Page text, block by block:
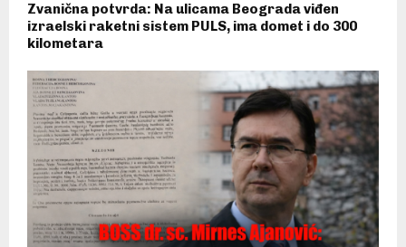
Zvanična potvrda: Na ulicama Beograda viđen
izraelski raketni sistem PULS, ima domet i do 300
kilometara